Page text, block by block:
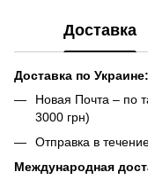
Доставка
Доставка по Украине:
Новая Почта – по
3000 грн)
Отправка в
Международная